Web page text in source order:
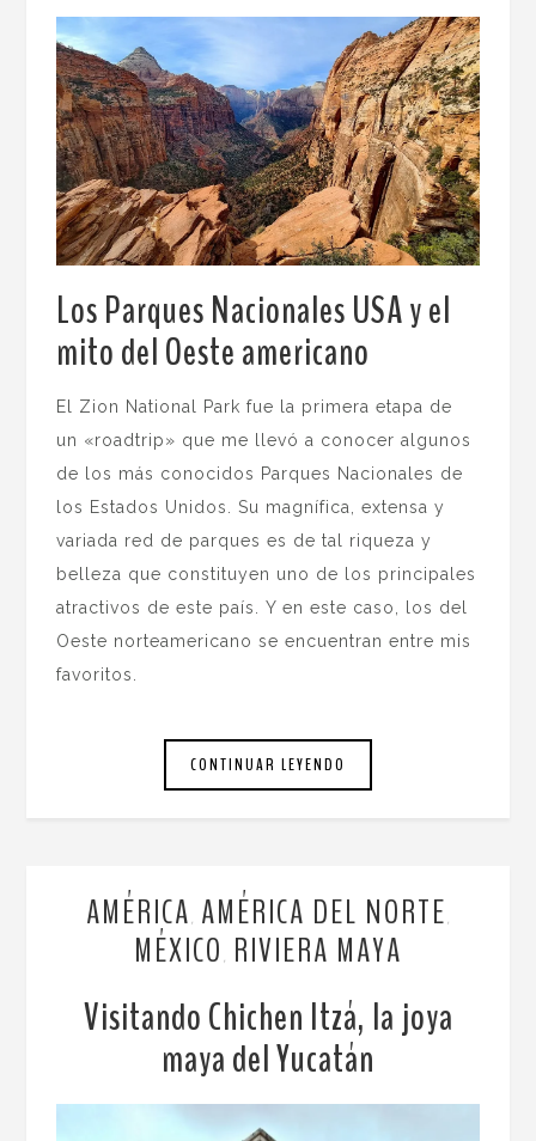
Los Parques Nacionales USA y el
mito del Oeste americano
El Zion National Park fue la primera etapa de
un «roadtrip» que me llevó a conocer algunos
de los más conocidos Parques Nacionales de
los Estados Unidos. Su magnífica, extensa y
variada red de parques es de tal riqueza y
belleza que constituyen uno de los principales
atractivos de este país. Y en este caso, los del
Oeste norteamericano se encuentran entre mis
favoritos.
CONTINUAR LEYENDO
AMÉRICA AMÉRICA DEL NORTE
MÉXICO RIVIERA MAYA
Visitando Chichen Itzá, la joya
maya del Yucatán